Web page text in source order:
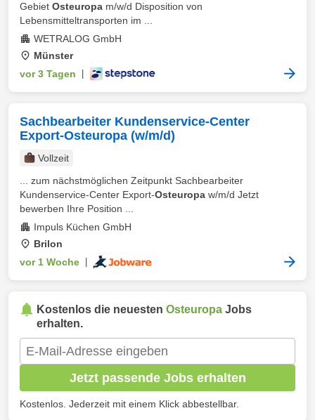
Gebiet Osteuropa m/w/d Disposition von
Lebensmitteltransporten im ...
WETRALOG GmbH
Münster
vor 3 Tagen
Sachbearbeiter Kundenservice-Center
Export-Osteuropa (w/m/d)
Vollzeit
... zum nächstmöglichen Zeitpunkt Sachbearbeiter
Kundenservice-Center Export-Osteuropa w/m/d Jetzt
bewerben Ihre Position ...
Impuls Küchen GmbH
Brilon
vor 1 Woche
Kostenlos die neuesten Osteuropa Jobs
erhalten.
Jetzt passende Jobs erhalten
Kostenlos. Jederzeit mit einem Klick abbestellbar.